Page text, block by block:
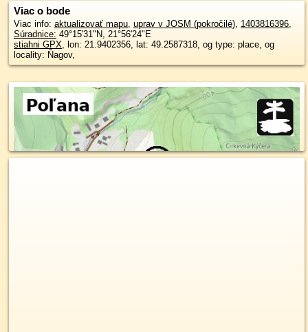
Viac o bode
Viac info: aktualizovať mapu, uprav v JOSM (pokročilé), 1403816396,
Súradnice: 49°15'31"N, 21°56'24"E
stiahni GPX, lon: 21.9402356, lat: 49.2587318, og type: place, og
locality: Ňagov,